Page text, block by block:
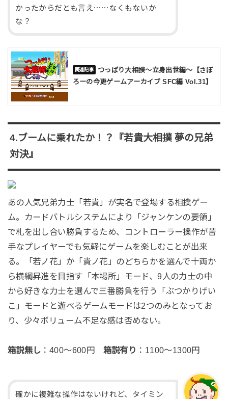
かったからだとも言え⋯⋯なくもないか
な？
つっぱり大相撲～立身出世編～【さぼ
ろーの今更ゲームアーカイブ SFC編 Vol.31】
4.ブームに乗れたか！？『若貴大相撲 夢の兄弟
対決』
あの人気兄弟力士「若貴」が実名で登場する相撲ゲー
ム。カードバトルシステムにより「ジャンケンの要領」
で札を出し合い勝負するため、コントローラー操作が苦
手なプレイヤーでも気軽にゲームを楽しむことが出来
る。「若ノ花」か「貴ノ花」のどちらかを選んで十両か
ら横綱昇進を目指す「本場所」モード、9人の力士の中
から好きな力士を選んで三番勝負を行う「ぶつかりげい
こ」モードと遊べるゲームモードは2つのみとなってお
り、少々ボリューム不足な感は否めない。
箱説無し ：400～600円 箱説有り ：1100～1300円
確かに複雑な操作はないけれど、タイミン